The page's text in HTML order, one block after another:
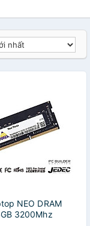
NEO DRAM
3200Mhz